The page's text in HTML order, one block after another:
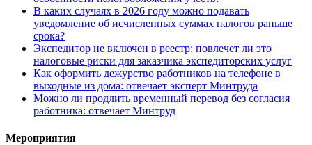
В каких случаях в 2026 году можно подавать
уведомление об исчисленных суммах налогов раньше
срока?
Экспедитор не включен в реестр: повлечет ли это
налоговые риски для заказчика экспедиторских услуг
Как оформить дежурство работников на телефоне в
выходные из дома: отвечает эксперт Минтруда
Можно ли продлить временный перевод без согласия
работника: отвечает Минтруд
Мероприятия